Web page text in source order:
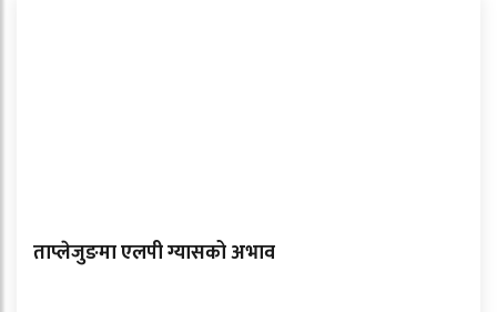
ताप्लेजुङमा एलपी ग्यासको अभाव